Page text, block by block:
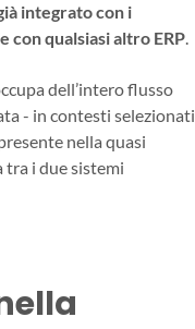
integrato con i
con qualsiasi altro ERP.
dell’intero flusso
- in contesti selezionati,
nella quasi
tra i due sistemi